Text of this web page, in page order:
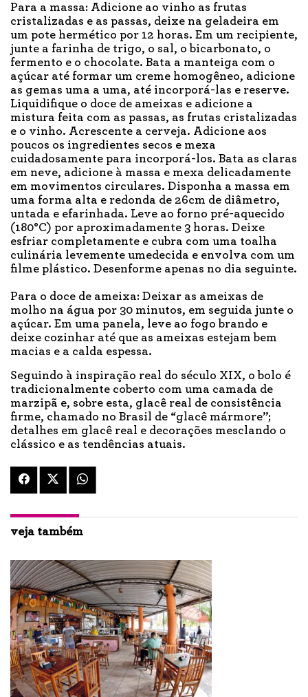
Para a massa: Adicione ao vinho as frutas
cristalizadas e as passas, deixe na geladeira em
um pote hermético por 12 horas. Em um recipiente,
junte a farinha de trigo, o sal, o bicarbonato, o
fermento e o chocolate. Bata a manteiga com o
açúcar até formar um creme homogêneo, adicione
as gemas uma a uma, até incorporá-las e reserve.
Liquidifique o doce de ameixas e adicione a
mistura feita com as passas, as frutas cristalizadas
e o vinho. Acrescente a cerveja. Adicione aos
poucos os ingredientes secos e mexa
cuidadosamente para incorporá-los. Bata as claras
em neve, adicione à massa e mexa delicadamente
em movimentos circulares. Disponha a massa em
uma forma alta e redonda de 26cm de diâmetro,
untada e efarinhada. Leve ao forno pré-aquecido
(180°C) por aproximadamente 3 horas. Deixe
esfriar completamente e cubra com uma toalha
culinária levemente umedecida e envolva com um
filme plástico. Desenforme apenas no dia seguinte.
Para o doce de ameixa: Deixar as ameixas de
molho na água por 30 minutos, em seguida junte o
açúcar. Em uma panela, leve ao fogo brando e
deixe cozinhar até que as ameixas estejam bem
macias e a calda espessa.
Seguindo à inspiração real do século XIX, o bolo é
tradicionalmente coberto com uma camada de
marzipã e, sobre esta, glacê real de consistência
firme, chamado no Brasil de “glacê mármore”;
detalhes em glacê real e decorações mesclando o
clássico e as tendências atuais.
veja também